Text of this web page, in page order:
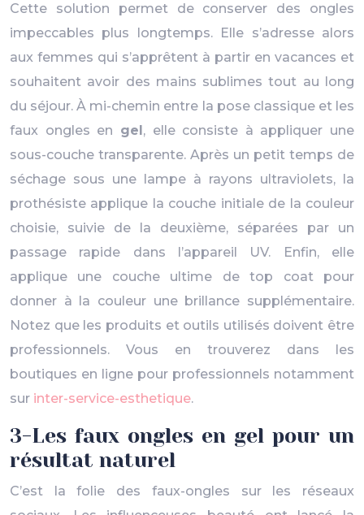
Cette solution permet de conserver des ongles
impeccables plus longtemps. Elle s’adresse alors
aux femmes qui s’apprêtent à partir en vacances et
souhaitent avoir des mains sublimes tout au long
du séjour. À mi-chemin entre la pose classique et les
faux ongles en gel, elle consiste à appliquer une
sous-couche transparente. Après un petit temps de
séchage sous une lampe à rayons ultraviolets, la
prothésiste applique la couche initiale de la couleur
choisie, suivie de la deuxième, séparées par un
passage rapide dans l’appareil UV. Enfin, elle
applique une couche ultime de top coat pour
donner à la couleur une brillance supplémentaire.
Notez que les produits et outils utilisés doivent être
professionnels. Vous en trouverez dans les
boutiques en ligne pour professionnels notamment
sur inter-service-esthetique.
3-Les faux ongles en gel pour un
résultat naturel
C’est la folie des faux-ongles sur les réseaux